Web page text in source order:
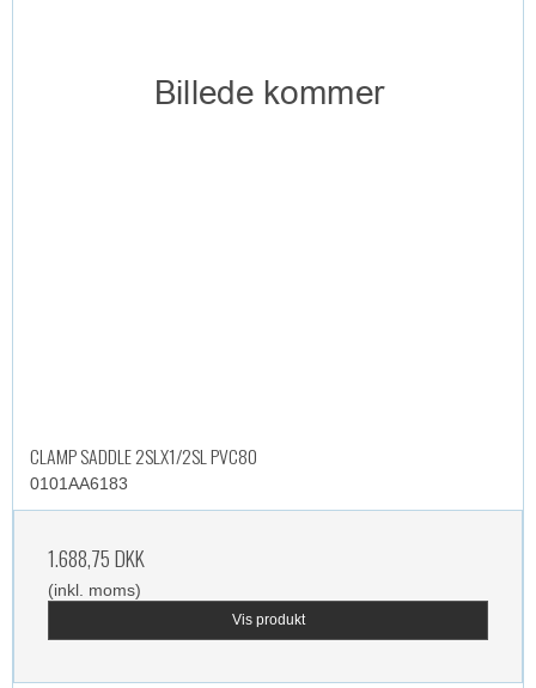
CLAMP SADDLE 2SLX1/2SL PVC80
0101AA6183
1.688,75 DKK
(inkl. moms)
Vis produkt